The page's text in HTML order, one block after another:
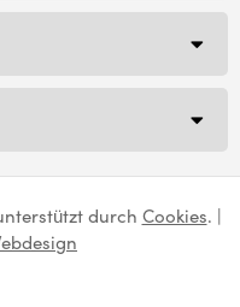
durch Cookies. |